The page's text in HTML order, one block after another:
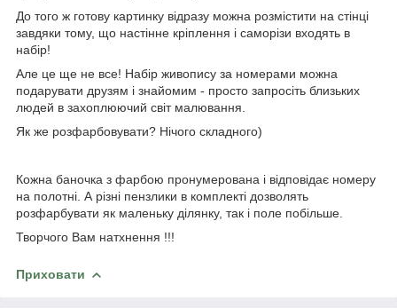
До того ж готову картинку відразу можна розмістити на стінці
завдяки тому, що настінне кріплення і саморізи входять в
набір!
Але це ще не все! Набір живопису за номерами можна
подарувати друзям і знайомим - просто запросіть близьких
людей в захоплюючий світ малювання.
Як же розфарбовувати? Нічого складного)
Кожна баночка з фарбою пронумерована і відповідає номеру
на полотні. А різні пензлики в комплекті дозволять
розфарбувати як маленьку ділянку, так і поле побільше.
Творчого Вам натхнення !!!
Приховати